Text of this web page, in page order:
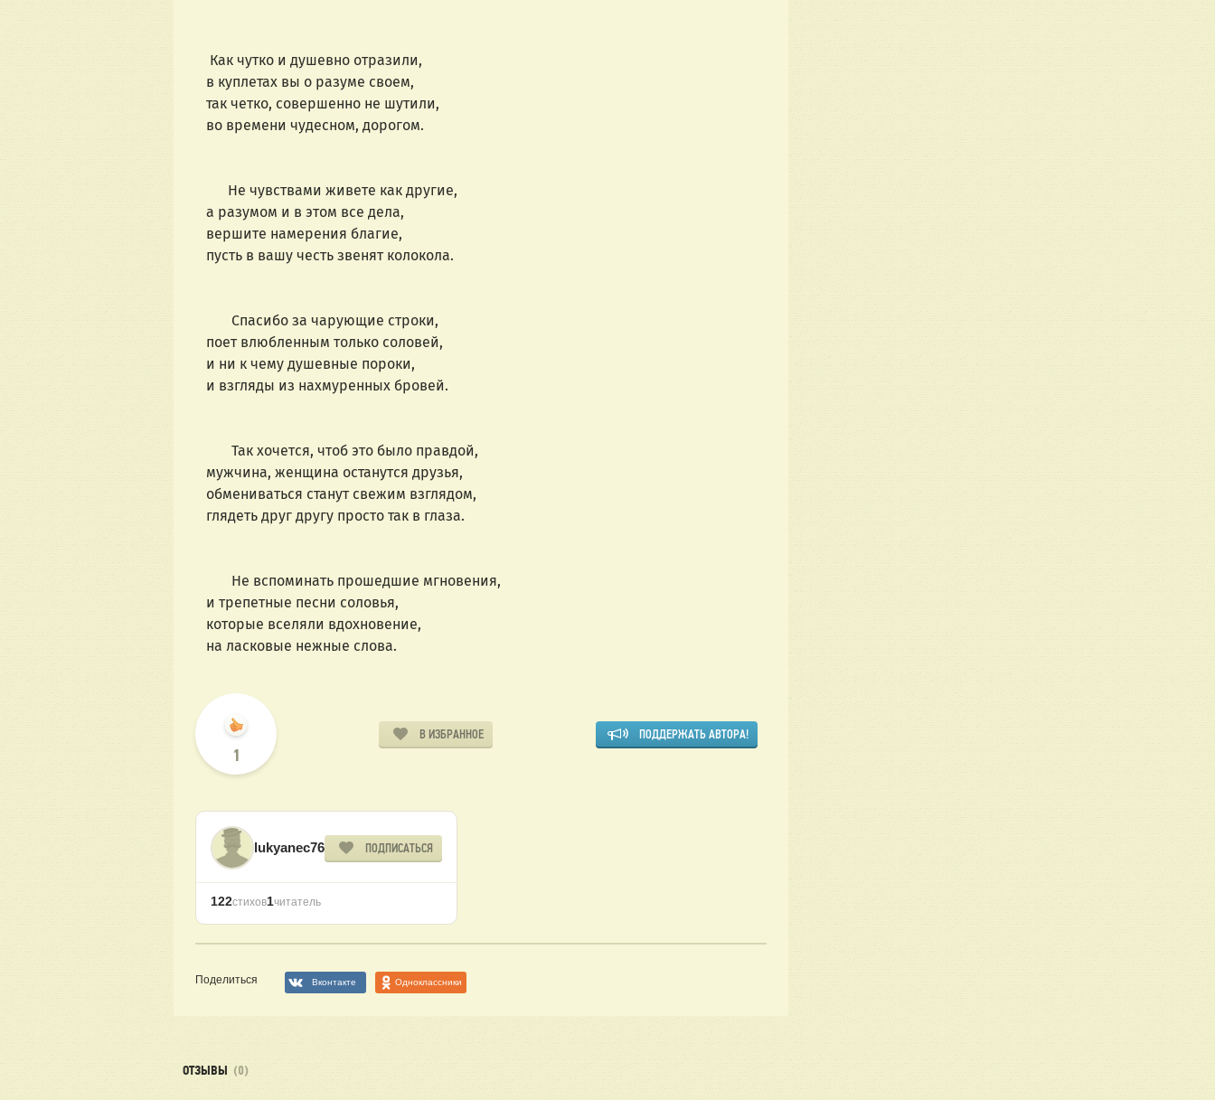
Как чутко и душевно отразили,
в куплетах вы о разуме своем,
так четко, совершенно не шутили,
во времени чудесном, дорогом.
Не чувствами живете как другие,
а разумом и в этом все дела,
вершите намерения благие,
пусть в вашу честь звенят колокола.
Спасибо за чарующие строки,
поет влюбленным только соловей,
и ни к чему душевные пороки,
и взгляды из нахмуренных бровей.
Так хочется, чтоб это было правдой,
мужчина, женщина останутся друзья,
обмениваться станут свежим взглядом,
глядеть друг другу просто так в глаза.
Не вспоминать прошедшие мгновения,
и трепетные песни соловья,
которые вселяли вдохновение,
на ласковые нежные слова.
1
В ИЗБРАННОЕ ПОДДЕРЖАТЬ АВТОРА!
lukyanec76 ПОДПИСАТЬСЯ
122стихов1читатель
Поделиться Вконтакте Одноклассники
ОТЗЫВЫ (0)